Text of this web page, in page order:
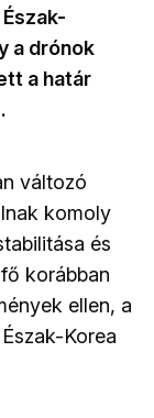
Észak-
a drónok
a határ
változó
komoly
és
korábban
ellen, a
Korea